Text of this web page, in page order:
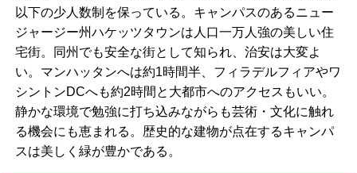
以下の少人数制を保っている。キャンパスのあるニュー
ジャージー州ハケッツタウンは人口一万人強の美しい住
宅街。同州でも安全な街として知られ、治安は大変よ
い。マンハッタンへは約1時間半、フィラデルフィアやワ
シントンDCへも約2時間と大都市へのアクセスもいい。
静かな環境で勉強に打ち込みながらも芸術・文化に触れ
る機会にも恵まれる。歴史的な建物が点在するキャンパ
スは美しく緑が豊かである。